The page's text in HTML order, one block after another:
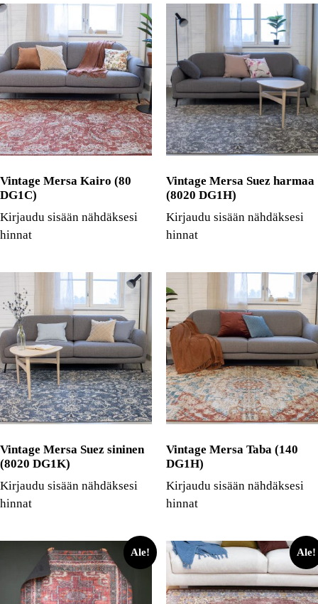
Vintage Mersa Kairo (80
DG1C)
Kirjaudu sisään nähdäksesi
hinnat
Vintage Mersa Suez harmaa
(8020 DG1H)
Kirjaudu sisään nähdäksesi
hinnat
Vintage Mersa Suez sininen
(8020 DG1K)
Kirjaudu sisään nähdäksesi
hinnat
Vintage Mersa Taba (140
DG1H)
Kirjaudu sisään nähdäksesi
hinnat
Ale! Ale!